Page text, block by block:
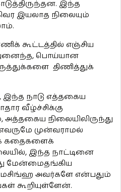
இந்த
இயலாத நிலையும்
கூட்டத்தில் எஞ்சிய
பொய்யான
திணித்துக்
இந்த நாடு எத்தகைய
வீழ்ச்சிக்கு
அத்தகைய நிலையிலிருந்து
முன்வராமல்
கதைகளைக்
இந்த நாட்டினை
மேன்மைதங்கிய
அவர்களே என்பதும்
கூறியுள்ளேன்.